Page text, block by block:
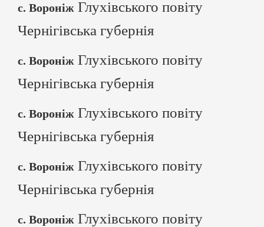
с. Вороніж Глухівського повіту
Чернігівська губернія
с. Вороніж Глухівського повіту
Чернігівська губернія
с. Вороніж Глухівського повіту
Чернігівська губернія
с. Вороніж Глухівського повіту
Чернігівська губернія
с. Вороніж Глухівського повіту